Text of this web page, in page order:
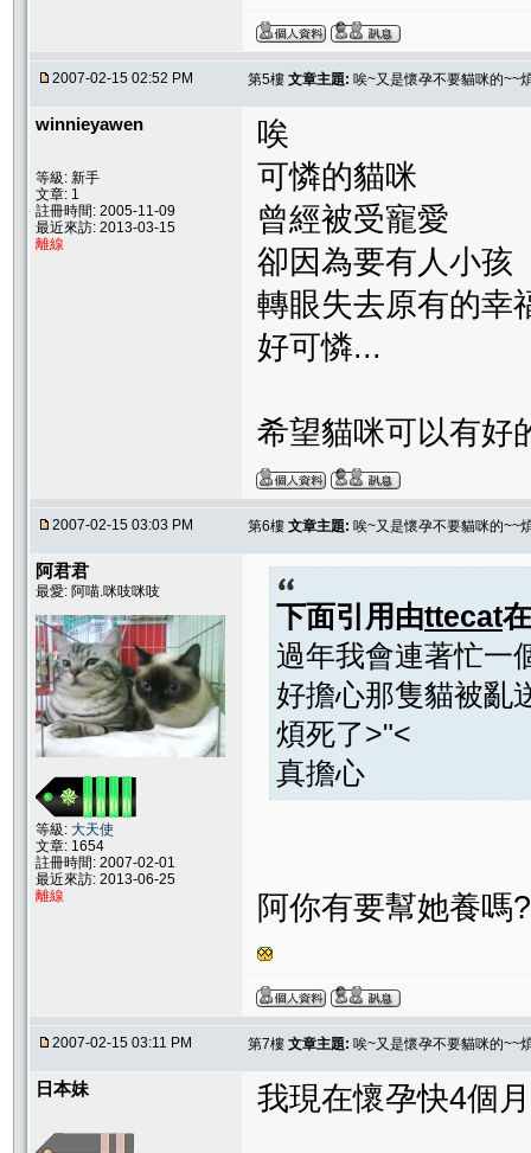
2007-02-15 02:52 PM 第5樓 文章主題: 唉~又是懷孕不要貓咪的~~
winnieyawen
等級: 新手
文章: 1
註冊時間: 2005-11-09
最近來訪: 2013-03-15
離線
唉
可憐的貓咪
曾經被受寵愛
卻因為要有人小孩
轉眼失去原有的幸
好可憐...
希望貓咪可以有好
2007-02-15 03:03 PM 第6樓 文章主題: 唉~又是懷孕不要貓咪的~~
阿君君
最愛: 阿喵.咪吱咪吱
等級: 大天使
文章: 1654
註冊時間: 2007-02-01
最近來訪: 2013-06-25
離線
下面引用由ttecat
過年我會連著忙一
好擔心那隻貓被亂
煩死了>"<
真擔心
阿你有要幫她養嗎
2007-02-15 03:11 PM 第7樓 文章主題: 唉~又是懷孕不要貓咪的~~
日本妹 我現在懷孕快4個